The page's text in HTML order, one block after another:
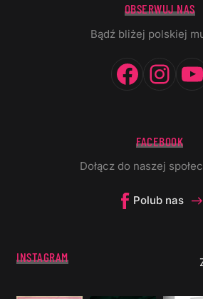
OBSERWUJ NAS
Bądź bliżej polskiej
FACEBOOK
Dołącz do naszej
Polub nas
INSTAGRAM